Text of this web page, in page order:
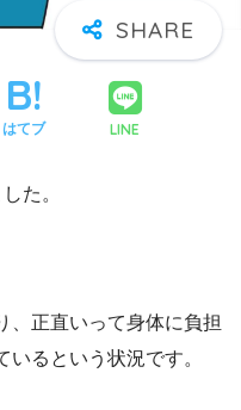
はてブ LINE
た。
、正直いって身体に負担
るという状況です。